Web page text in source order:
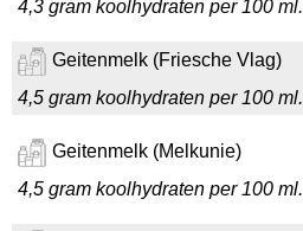
4,3 gram koolhydraten per 100 ml.
Geitenmelk (Friesche Vlag)
4,5 gram koolhydraten per 100 ml.
Geitenmelk (Melkunie)
4,5 gram koolhydraten per 100 ml.